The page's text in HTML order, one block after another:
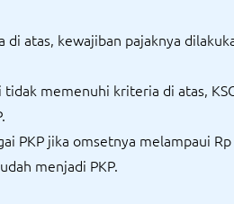
atas, kewajiban pajaknya
memenuhi kriteria di atas,
PKP jika omsetnya melampaui
menjadi PKP.